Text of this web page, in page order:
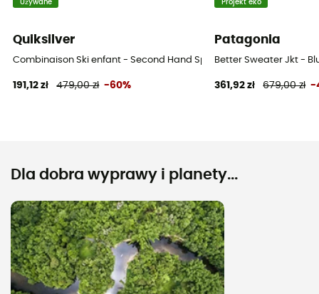
Używane
Quiksilver
Combinaison Ski enfant - Second Hand Spodnie narciarskie
191,12 zł 479,00 zł -60%
Projekt eko
Patagonia
Better Sweater Jkt -
361,92 zł 679,00 zł -
Dla dobra wyprawy i planety...